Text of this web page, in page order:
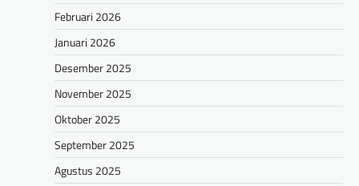
Februari 2026
Januari 2026
Desember 2025
November 2025
Oktober 2025
September 2025
Agustus 2025